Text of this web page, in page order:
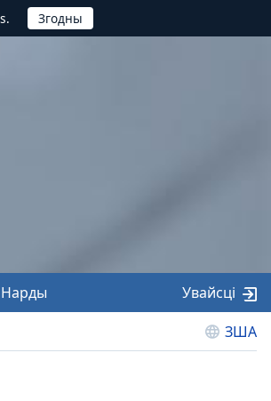
ЗША
Нарды Увайсці